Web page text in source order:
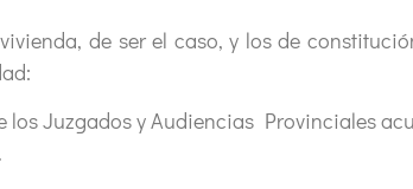
de ser el caso, y los de
Juzgados y Audiencias Provinciales